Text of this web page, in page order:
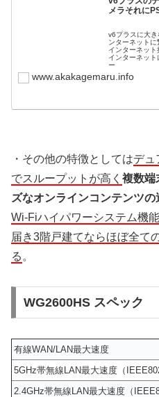
メラそれに
v6プラスに大
ンターネット
インターネット
インターネッ
ー...
www.akakagemaru.info
・その他の特徴としてはデュ
でスループットが高く 複数端
ズなオンラインコンテンツ
Wi-Fiハイパワーシステム機
届き3階戸建てならほぼ全て
る 。
WG2600HS スペック
有線WAN/LAN最大速度
5GHz帯無線LAN最大速度（
2.4GHz帯無線LAN最大速度（